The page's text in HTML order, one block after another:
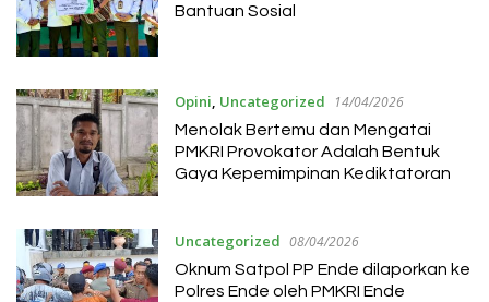
Bantuan Sosial
Opini, Uncategorized 14/04/2026
Menolak Bertemu dan Mengatai
PMKRI Provokator Adalah Bentuk
Gaya Kepemimpinan Kediktatoran
Uncategorized 08/04/2026
Oknum Satpol PP Ende dilaporkan ke
Polres Ende oleh PMKRI Ende